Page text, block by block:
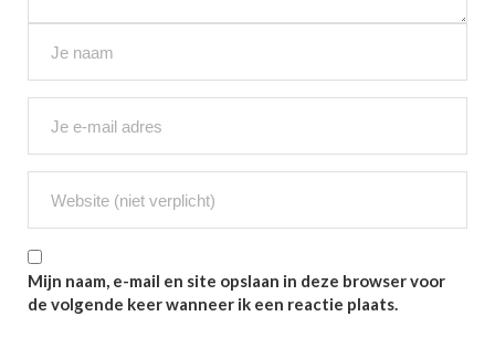
Mijn naam, e-mail en site opslaan in deze browser voor
de volgende keer wanneer ik een reactie plaats.